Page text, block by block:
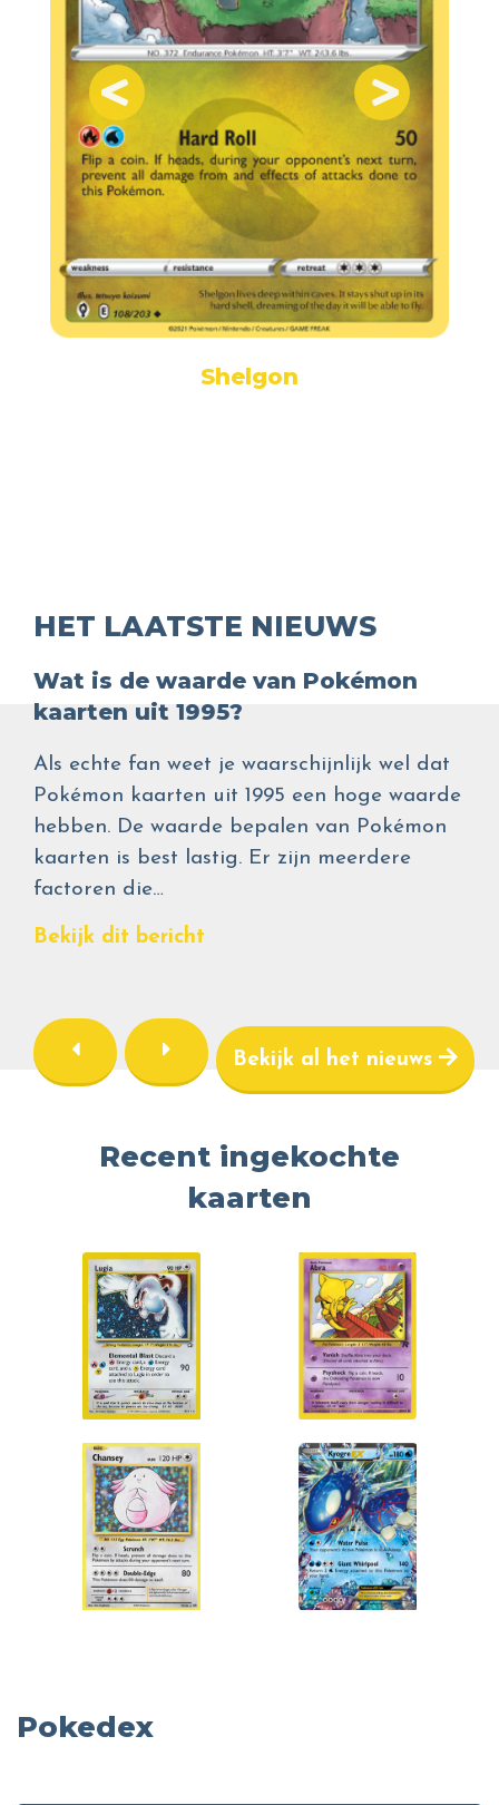
Shelgon
HET LAATSTE NIEUWS
Wat is de waarde van Pokémon
kaarten uit 1995?
Als echte fan weet je waarschijnlijk wel dat
Pokémon kaarten uit 1995 een hoge waarde
hebben. De waarde bepalen van Pokémon
kaarten is best lastig. Er zijn meerdere
factoren die…
Bekijk dit bericht
Bekijk al het nieuws
Recent ingekochte
kaarten
Pokedex